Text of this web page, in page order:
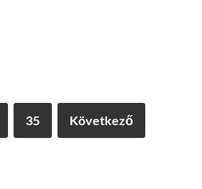
35 Következő